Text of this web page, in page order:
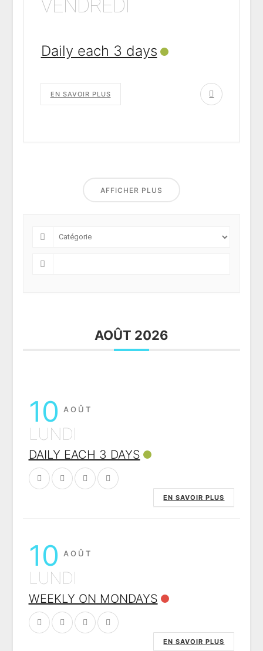
VENDREDI
Daily each 3 days
EN SAVOIR PLUS
AFFICHER PLUS
AOÛT 2026
10 AOÛT
LUNDI
DAILY EACH 3 DAYS
EN SAVOIR PLUS
10 AOÛT
LUNDI
WEEKLY ON MONDAYS
EN SAVOIR PLUS